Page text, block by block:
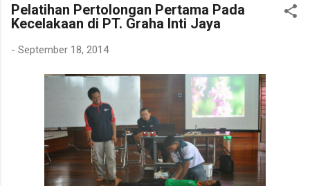
ekonomi. Bapak tersebut bercerita bahwa rotan yang sedang
dibersihkannya berasal dari kebun karet yang juga ditanami
rotan. Tanaman itu diperkirakan telah berusia sekitar sepuluh
untuk ditarik dan dipanen. Menurutnya, sebelum menarik rotan,
duri-duri pada bagian batang yang akan dipegang harus
dibersihkan terlebih dahulu. Setelah bagian tersebut aman,
barulah rotan dapat...
Pelatihan Pertolongan Pertama Pada
Kecelakaan di PT. Graha Inti Jaya
- September 18, 2014